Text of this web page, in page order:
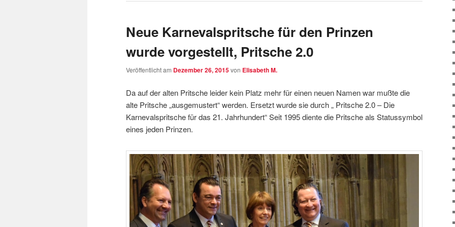
Neue Karnevalspritsche für den Prinzen
wurde vorgestellt, Pritsche 2.0
Veröffentlicht am Dezember 26, 2015von Elisabeth M.
Da auf der alten Pritsche leider kein Platz mehr für einen neuen Namen war mußte die
alte Pritsche „ausgemustert“ werden. Ersetzt wurde sie durch „ Pritsche 2.0 – Die
Karnevalspritsche für das 21. Jahrhundert“ Seit 1995 diente die Pritsche als Statussymbol
eines jeden Prinzen.